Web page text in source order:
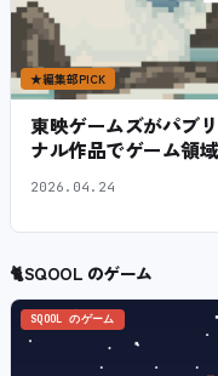
★編集部PICK
東映ゲームズがパブ
ナル作品でゲーム領
2026.04.24
🐈SQOOL のゲーム
SQOOL のゲーム